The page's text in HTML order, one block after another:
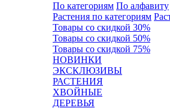
По категориям По алфавиту
Растения по категориям
Товары со скидкой 30%
Товары со скидкой 50%
Товары со скидкой 75%
НОВИНКИ
ЭКСКЛЮЗИВЫ
РАСТЕНИЯ
ХВОЙНЫЕ
ДЕРЕВЬЯ